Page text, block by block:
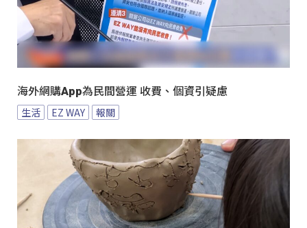
海外網購App為民間營運 收費、個資引疑慮
生活 EZ WAY 報關